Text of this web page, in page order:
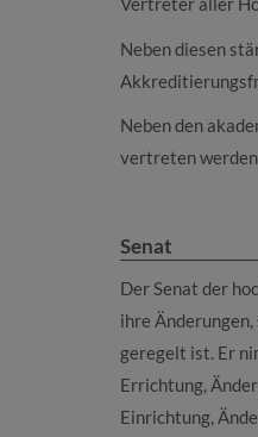
Neben diesen
Neben den
vertreten
Senat
Der Senat der
ihre
geregelt ist. Er
Errichtung,
Einrichtung,